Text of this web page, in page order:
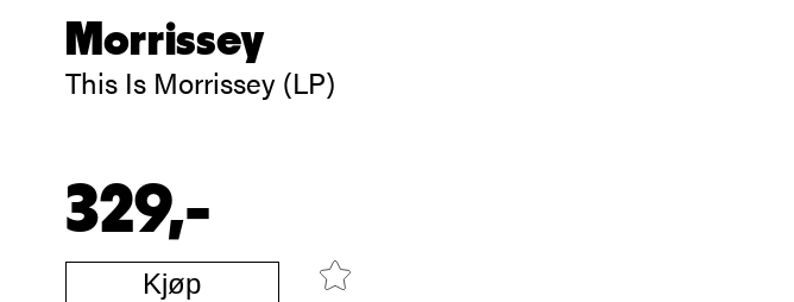
Morrissey
This Is Morrissey (LP)
329,-
Kjøp